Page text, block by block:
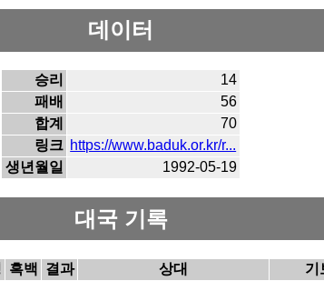
데이터
승리
14
패배
56
합계
70
링크 https://www.baduk.or.kr/r...
생년월일
1992-05-19
대국 기록
흑백 결과 상대
기